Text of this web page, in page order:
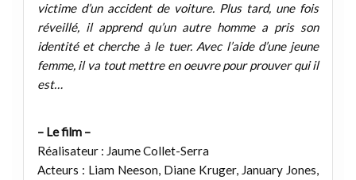
victime d’un accident de voiture. Plus tard, une fois
réveillé, il apprend qu’un autre homme a pris son
identité et cherche à le tuer. Avec l’aide d’une jeune
femme, il va tout mettre en oeuvre pour prouver qui il
est…
– Le film –
Réalisateur : Jaume Collet-Serra
Acteurs : Liam Neeson, Diane Kruger, January Jones,